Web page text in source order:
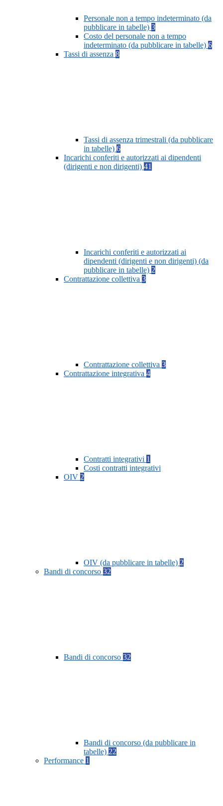
Personale non a tempo indeterminato (da
pubblicare in tabelle) 3
Costo del personale non a tempo
indeterminato (da pubblicare in tabelle) 6
Tassi di assenza 8
Tassi di assenza trimestrali (da pubblicare
in tabelle) 6
Incarichi conferiti e autorizzati ai dipendenti
(dirigenti e non dirigenti) 41
Incarichi conferiti e autorizzati ai
dipendenti (dirigenti e non dirigenti) (da
pubblicare in tabelle) 2
Contrattazione collettiva 3
Contrattazione collettiva 3
Contrattazione integrativa 4
Contratti integrativi 1
Costi contratti integrativi
OIV 2
OIV (da pubblicare in tabelle) 2
Bandi di concorso 32
Bandi di concorso 32
Bandi di concorso (da pubblicare in
tabelle) 22
Performance 1